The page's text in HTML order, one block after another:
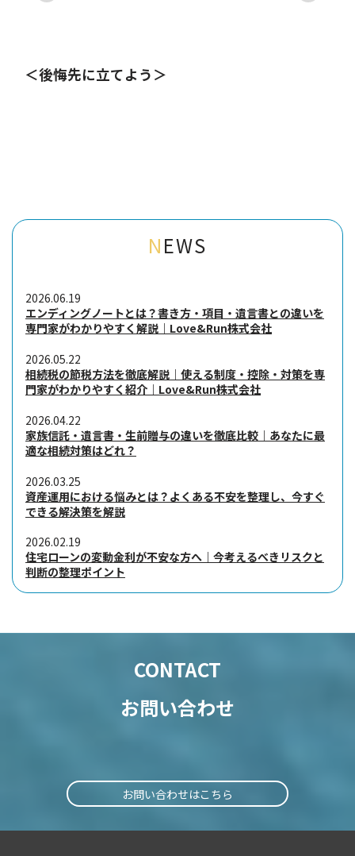
＜“楽しい”が世界を変える＞
NEWS
エンディングノートとは？書き方・項目・遺言書との違いを
専門家がわかりやすく解説｜Love&Run株式会社
2026.06.19
相続税の節税方法を徹底解説｜使える制度・控除・対策を専
門家がわかりやすく紹介｜Love&Run株式会社
2026.05.22
家族信託・遺言書・生前贈与の違いを徹底比較｜あなたに最
適な相続対策はどれ？
2026.04.22
資産運用における悩みとは？よくある不安を整理し、今すぐ
できる解決策を解説
2026.03.25
住宅ローンの変動金利が不安な方へ｜今考えるべきリスクと
判断の整理ポイント
2026.02.19
CONTACT
お問い合わせ
お問い合わせはこちら